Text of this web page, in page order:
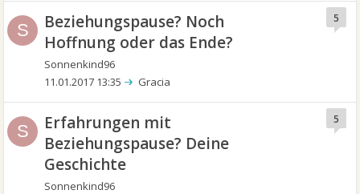
S
Beziehungspause? Noch
Hoffnung oder das Ende?
Sonnenkind96
5
11.01.2017 13:35 Gracia
S
Erfahrungen mit
Beziehungspause? Deine
Geschichte
Sonnenkind96
5